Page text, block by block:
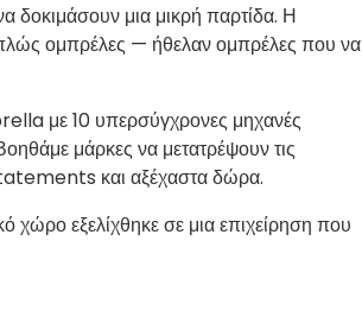
δοκιμάσουν μια μικρή παρτίδα. Η
ομπρέλες — ήθελαν ομπρέλες που να
με 10 υπερσύγχρονες μηχανές
μάρκες να μετατρέψουν τις
και αξέχαστα δώρα.
χώρο εξελίχθηκε σε μια επιχείρηση που